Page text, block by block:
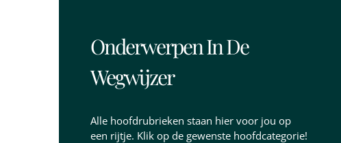
Onderwerpen In De
Wegwijzer
Alle hoofdrubrieken staan hier voor jou op
een rijtje. Klik op de gewenste hoofdcategorie!